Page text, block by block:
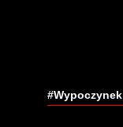
#Wypoczynek